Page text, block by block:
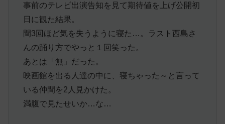
事前のテレビ出演告知を見て期待値を上げ公開初
日に観た結果。
間3回ほど気を失うように寝た…。ラスト西島さ
んの踊り方でやっと１回笑った。
あとは「無」だった。
映画館を出る人達の中に、寝ちゃった～と言って
いる仲間を2人見かけた。
満腹で見たせいか…な…